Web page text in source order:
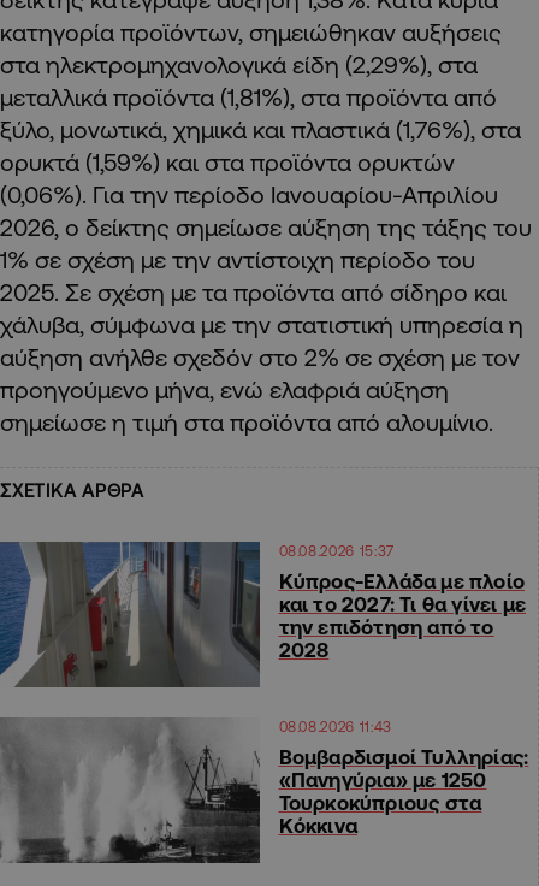
κατηγορία προϊόντων, σημειώθηκαν αυξήσεις
στα ηλεκτρομηχανολογικά είδη (2,29%), στα
μεταλλικά προϊόντα (1,81%), στα προϊόντα από
ξύλο, μονωτικά, χημικά και πλαστικά (1,76%), στα
ορυκτά (1,59%) και στα προϊόντα ορυκτών
(0,06%). Για την περίοδο Ιανουαρίου-Απριλίου
2026, ο δείκτης σημείωσε αύξηση της τάξης του
1% σε σχέση με την αντίστοιχη περίοδο του
2025. Σε σχέση με τα προϊόντα από σίδηρο και
χάλυβα, σύμφωνα με την στατιστική υπηρεσία η
αύξηση ανήλθε σχεδόν στο 2% σε σχέση με τον
προηγούμενο μήνα, ενώ ελαφριά αύξηση
σημείωσε η τιμή στα προϊόντα από αλουμίνιο.
ΣΧΕΤΙΚΑ ΑΡΘΡΑ
08.08.2026 15:37
Κύπρος-Ελλάδα με πλοίο
και το 2027: Τι θα γίνει με
την επιδότηση από το
2028
08.08.2026 11:43
Βομβαρδισμοί Τυλληρίας:
«Πανηγύρια» με 1250
Τουρκοκύπριους στα
Κόκκινα